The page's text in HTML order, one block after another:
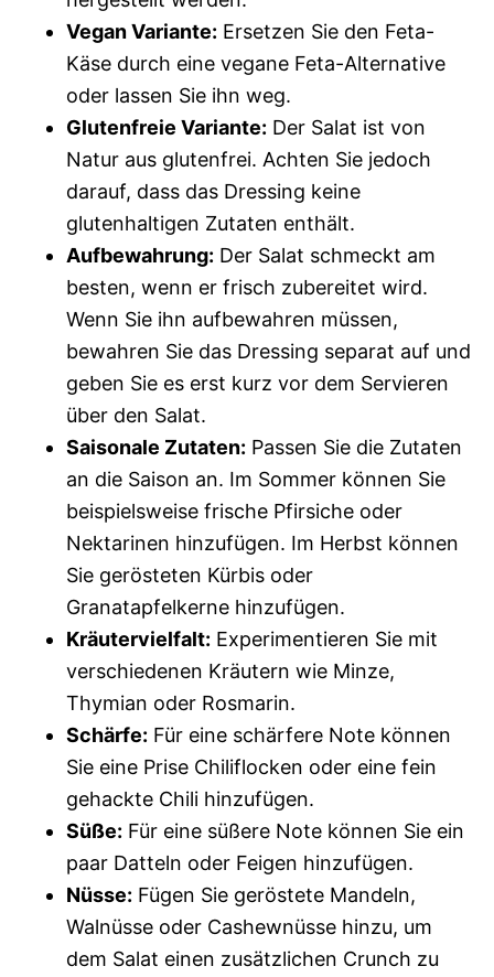
Vegan Variante: Ersetzen Sie den Feta-
Käse durch eine vegane Feta-Alternative
oder lassen Sie ihn weg.
Glutenfreie Variante: Der Salat ist von
Natur aus glutenfrei. Achten Sie jedoch
darauf, dass das Dressing keine
glutenhaltigen Zutaten enthält.
Aufbewahrung: Der Salat schmeckt am
besten, wenn er frisch zubereitet wird.
Wenn Sie ihn aufbewahren müssen,
bewahren Sie das Dressing separat auf und
geben Sie es erst kurz vor dem Servieren
über den Salat.
Saisonale Zutaten: Passen Sie die Zutaten
an die Saison an. Im Sommer können Sie
beispielsweise frische Pfirsiche oder
Nektarinen hinzufügen. Im Herbst können
Sie gerösteten Kürbis oder
Granatapfelkerne hinzufügen.
Kräutervielfalt: Experimentieren Sie mit
verschiedenen Kräutern wie Minze,
Thymian oder Rosmarin.
Schärfe: Für eine schärfere Note können
Sie eine Prise Chiliflocken oder eine fein
gehackte Chili hinzufügen.
Süße: Für eine süßere Note können Sie ein
paar Datteln oder Feigen hinzufügen.
Nüsse: Fügen Sie geröstete Mandeln,
Walnüsse oder Cashewnüsse hinzu, um
dem Salat einen zusätzlichen Crunch zu